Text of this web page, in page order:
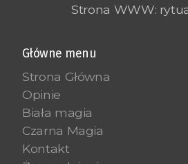
Strona WWW:
Główne menu
Strona Główna
Opinie
Biała magia
Czarna Magia
Kontakt